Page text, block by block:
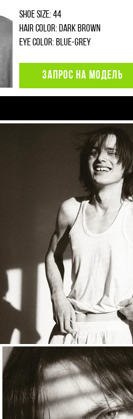
Shoe size: 44
Hair color: dark brown
Eye color: blue-grey
ЗАПРОС НА МОДЕЛЬ